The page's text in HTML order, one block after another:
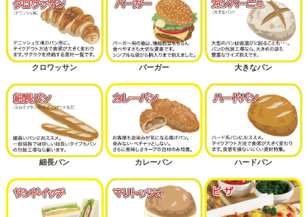
クロワッサン バーガー 大きなパン
細長パン カレーパン ハードパン